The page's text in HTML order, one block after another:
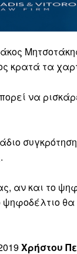
κρατά τα
να
αν και το
Χρήστου